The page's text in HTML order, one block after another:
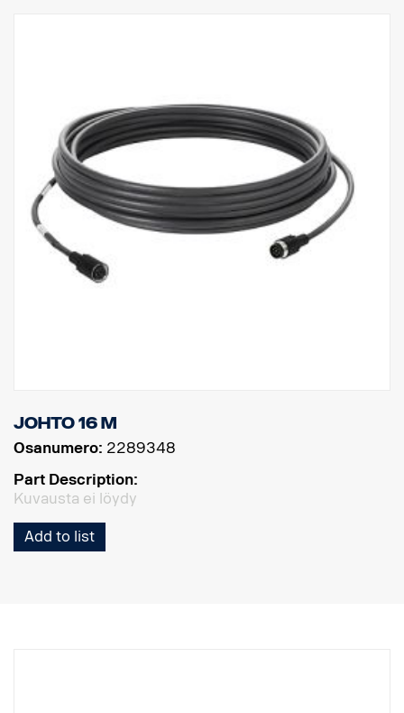
Johto 16 m
Osanumero: 2289348
Part Description:
Kuvausta ei löydy
Add to list